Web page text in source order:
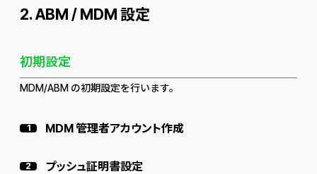
2. ABM / MDM 設定
初期設定
MDM/ABM の初期設定を行います。
1 MDM 管理者アカウント作成
2 プッシュ証明書設定